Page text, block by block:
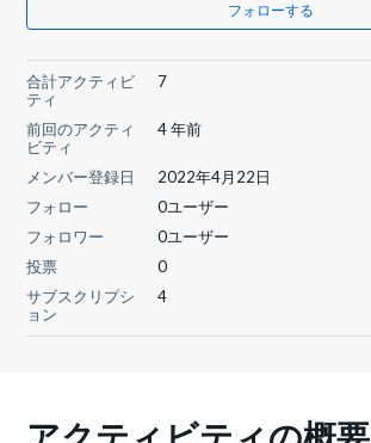
フォローする
合計アクティビ
ティ
7
前回のアクティ
ビティ
4 年前
メンバー登録日
2022年4月22日
フォロー
0ユーザー
フォロワー
0ユーザー
投票
0
サブスクリプシ
ョン
4